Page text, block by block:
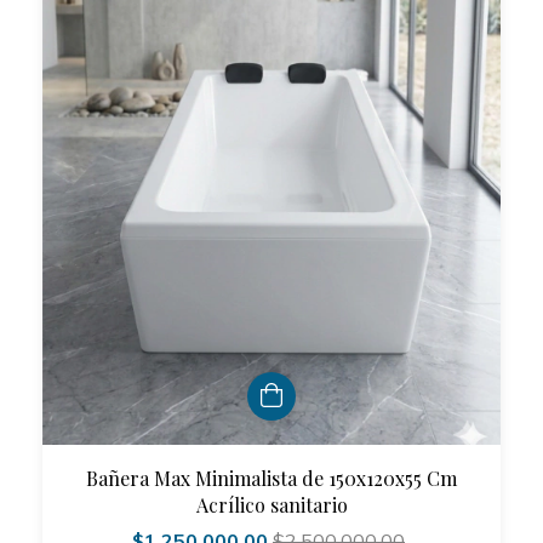
Bañera Max Minimalista de 150x120x55 Cm
Acrílico sanitario